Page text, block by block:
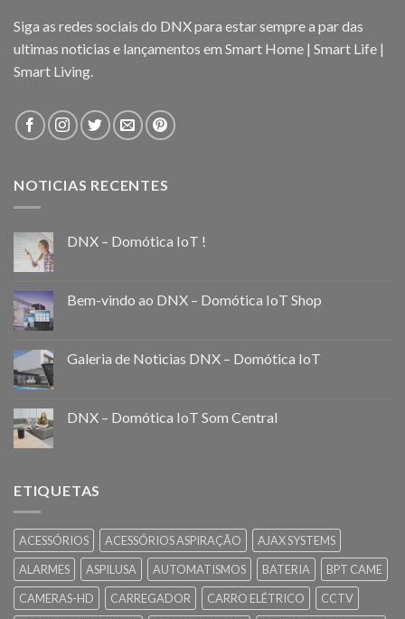
Siga as redes sociais do DNX para estar sempre a par das
ultimas noticias e lançamentos em Smart Home | Smart Life |
Smart Living.
NOTICIAS RECENTES
DNX – Domótica IoT !
Bem-vindo ao DNX – Domótica IoT Shop
Galeria de Noticias DNX – Domótica IoT
DNX – Domótica IoT Som Central
ETIQUETAS
ACESSÓRIOS ACESSÓRIOS ASPIRAÇÃO
AJAX SYSTEMS
ALARMES
ASPILUSA AUTOMATISMOS BATERIA
BPT CAME
CAMERAS-HD
CARREGADOR CARRO ELÉTRICO
CCTV